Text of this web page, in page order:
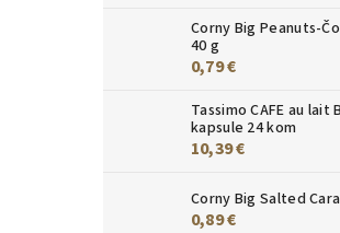
Corny Big Peanuts-
40 g
0,79 €
Tassimo CAFE au lait
kapsule 24 kom
10,39 €
Corny Big Salted
0,89 €